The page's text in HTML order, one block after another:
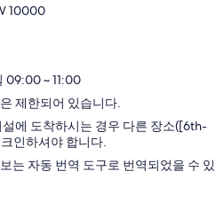
10000
09:00 ~ 11:00
제한되어 있습니다.
에 도착하시는 경우 다른 장소([6th-
인하셔야 합니다.
는 자동 번역 도구로 번역되었을 수 있